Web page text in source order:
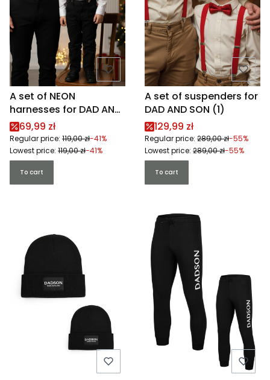
A set of NEON
harnesses for DAD AND
SON (1)
Promotional price
69,99 zł
Regular price: 119,00 zł-41%
Lowest price: 119,00 zł-41%
To cart
A set of suspenders for
DAD AND SON (1)
Promotional price
129,99 zł
Regular price: 289,00 zł-55%
Lowest price: 289,00 zł-55%
To cart